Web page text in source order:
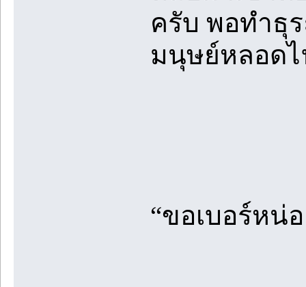
ครับ พอทำธุ
มนุษย์หลอดไ
“ขอเบอร์หน่